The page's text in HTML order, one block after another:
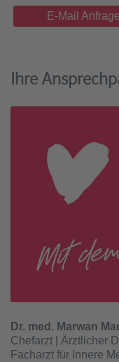
E-Mail Anfrage
Ihre
Dr. med. Marwan
Chefarzt | Ärztlicher
Facharzt für Innere